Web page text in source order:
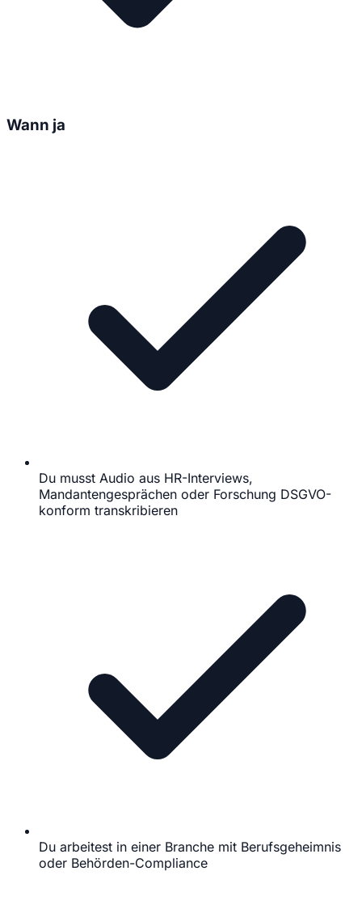
Wann ja
Du musst Audio aus HR-Interviews,
Mandantengesprächen oder Forschung DSGVO-
konform transkribieren
Du arbeitest in einer Branche mit Berufsgeheimnis
oder Behörden-Compliance